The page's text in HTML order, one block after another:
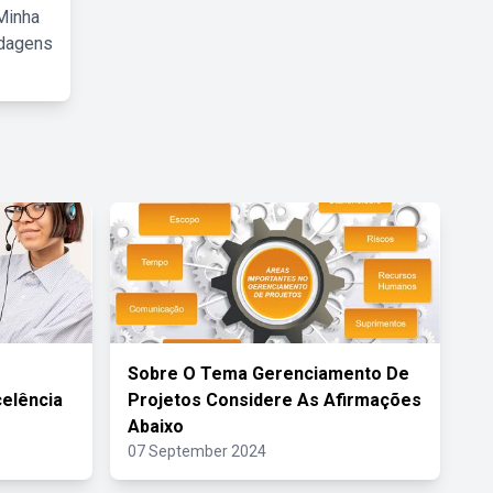
Sobre O Tema Gerenciamento De
Projetos Considere As Afirmações
Abaixo
07 September 2024